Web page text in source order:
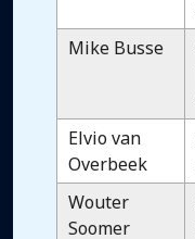
Mike Busse
Elvio van
Overbeek
Wouter
Soomer